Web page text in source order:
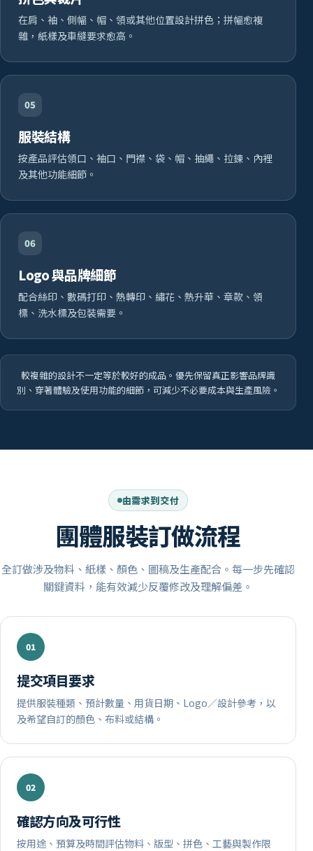
在肩、袖、側幅、帽、領或其他位置設計拼色；拼幅愈複
雜，紙樣及車縫要求愈高。
05
服裝結構
按產品評估領口、袖口、門襟、袋、帽、抽繩、拉鍊、內裡
及其他功能細節。
06
Logo 與品牌細節
配合絲印、數碼打印、熱轉印、繡花、熱升華、章款、領
標、洗水標及包裝需要。
較複雜的設計不一定等於較好的成品。優先保留真正影響品牌識
別、穿著體驗及使用功能的細節，可減少不必要成本與生產風險。
由需求到交付
團體服裝訂做流程
全訂做涉及物料、紙樣、顏色、圖稿及生產配合。每一步先確認
關鍵資料，能有效減少反覆修改及理解偏差。
提交項目要求
提供服裝種類、預計數量、用貨日期、Logo／設計參考，以
及希望自訂的顏色、布料或結構。
確認方向及可行性
按用途、預算及時間評估物料、版型、拼色、工藝與製作限